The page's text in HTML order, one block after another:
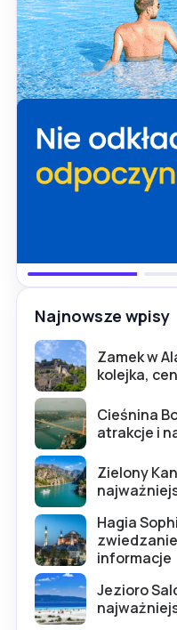
Najnowsze wpisy
Zamek w
kolejka,
Cieśnina
atrakcje i
Zielony
Hagia
informacje
Jezioro